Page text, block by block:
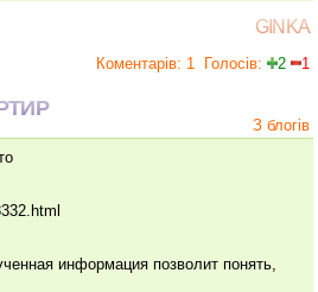
GINKA
Коментарів: 1 Голосів: 2 1
З блогів
информация позволит понять,